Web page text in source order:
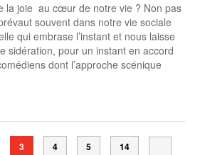
la joie au cœur de notre vie ? Non pas
souvent dans notre vie sociale
qui embrase l’instant et nous laisse
sidération, pour un instant en accord
dont l’approche scénique
3 4 5 14